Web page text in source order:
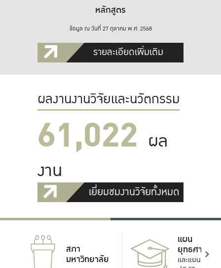
หลักสูตร
ข้อมูล ณ วันที่ 27 ตุลาคม พ.ศ. 2568
รายละเอียดเพิ่มเติม
ผลงานงานวิจัยและนวัตกรรม
61,022 ผล
งาน
เยี่ยมชมงานวิจัยทั้งหมด
สภา
มหาวิทยาลัย
แผน
ยุทธศาสตร์
และแผน